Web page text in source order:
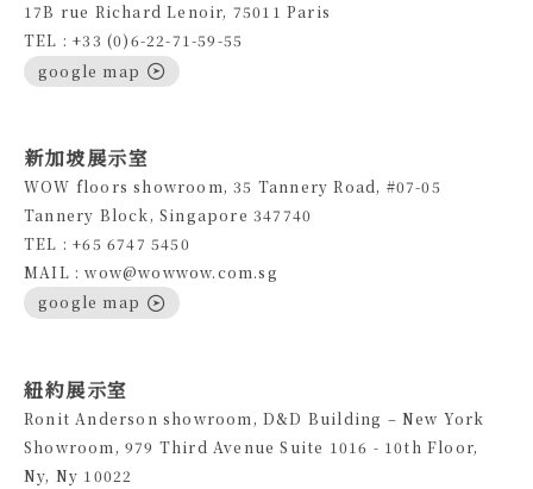
17B rue Richard Lenoir, 75011 Paris
TEL : +33 (0)6-22-71-59-55
google map
新加坡展示室
WOW floors showroom, 35 Tannery Road, #07-05
Tannery Block, Singapore 347740
TEL : +65 6747 5450
MAIL : wow@wowwow.com.sg
google map
紐約展示室
Ronit Anderson showroom, D&D Building – New York
Showroom, 979 Third Avenue Suite 1016 - 10th Floor,
Ny, Ny 10022